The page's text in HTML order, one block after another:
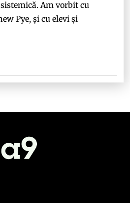
Am vorbit cu
Pye, și cu elevi și